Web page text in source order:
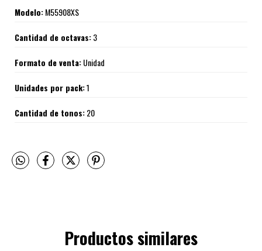
Modelo:M55908XS
Cantidad de octavas:3
Formato de venta:Unidad
Unidades por pack:1
Cantidad de tonos:20
Productos similares